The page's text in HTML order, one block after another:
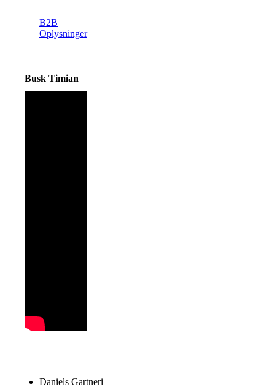
B2B
Oplysninger
Busk Timian
Daniels Gartneri